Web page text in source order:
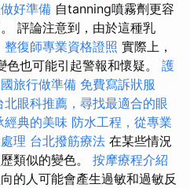
好準備 自tanning噴霧劑更容
評論注意到，由於這種乳
整復師專業資格證照 實際上，
也可能引起警報和懷疑。 護
旅行做準備 免費寫訴狀服
北眼科推薦，尋找最適合的眼
經典的美味 防水工程，從專業
理 台北撥筋療法 在某些情況
類似的變色。 按摩療程介紹
的人可能會產生過敏和過敏反